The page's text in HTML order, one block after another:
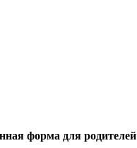
форма для родителей